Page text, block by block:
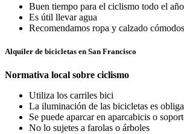
Buen tiempo para el ciclismo todo el año
Es útil llevar agua
Recomendamos ropa y calzado cómodos
Alquiler de bicicletas en San Francisco
Normativa local sobre ciclismo
Utiliza los carriles bici
La iluminación de las bicicletas es
Se puede aparcar en aparcabicis o
No lo sujetes a farolas o árboles